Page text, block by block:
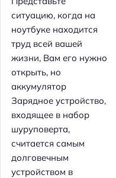
ситуацию, когда на
ноутбуке находится
труд всей вашей
жизни, Вам его нужно
открыть, но
аккумулятор
Зарядное устройство,
входящее в набор
шуруповерта,
считается самым
долговечным
устройством в